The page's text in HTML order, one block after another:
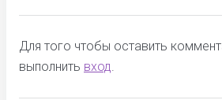
Для того чтобы оставить
выполнить вход.